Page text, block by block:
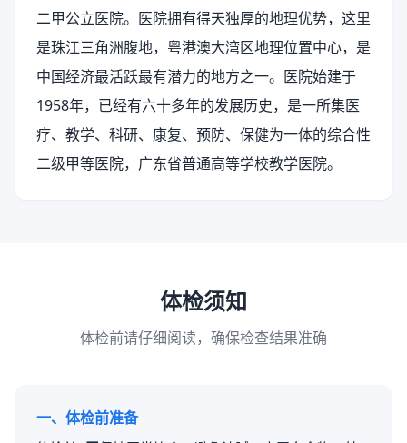
二甲公立医院。医院拥有得天独厚的地理优势，这里
是珠江三角洲腹地，粤港澳大湾区地理位置中心，是
中国经济最活跃最有潜力的地方之一。医院始建于
1958年，已经有六十多年的发展历史，是一所集医
疗、教学、科研、康复、预防、保健为一体的综合性
二级甲等医院，广东省普通高等学校教学医院。
体检须知
体检前请仔细阅读，确保检查结果准确
一、体检前准备